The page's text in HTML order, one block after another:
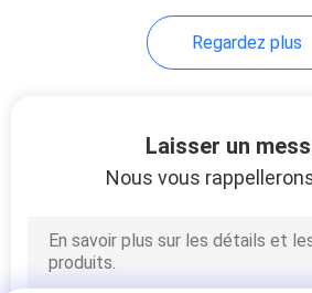
d'air
Regardez plus
Laisser un
Nous vous